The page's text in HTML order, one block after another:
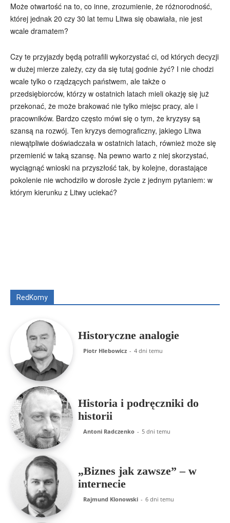
Może otwartość na to, co inne, zrozumienie, że różnorodność,
której jednak 20 czy 30 lat temu Litwa się obawiała, nie jest
wcale dramatem?
Czy te przyjazdy będą potrafili wykorzystać ci, od których decyzji
w dużej mierze zależy, czy da się tutaj godnie żyć? I nie chodzi
wcale tylko o rządzących państwem, ale także o
przedsiębiorców, którzy w ostatnich latach mieli okazję się już
przekonać, że może brakować nie tylko miejsc pracy, ale i
pracowników. Bardzo często mówi się o tym, że kryzysy są
szansą na rozwój. Ten kryzys demograficzny, jakiego Litwa
niewątpliwie doświadczała w ostatnich latach, również może się
przemienić w taką szansę. Na pewno warto z niej skorzystać,
wyciągnąć wnioski na przyszłość tak, by kolejne, dorastające
pokolenie nie wchodziło w dorosłe życie z jednym pytaniem: w
którym kierunku z Litwy uciekać?
RedKomy
Historyczne analogie
Piotr Hlebowicz - 4 dni temu
Historia i podręczniki do
historii
Antoni Radczenko - 5 dni temu
„Biznes jak zawsze” – w
internecie
Rajmund Klonowski - 6 dni temu